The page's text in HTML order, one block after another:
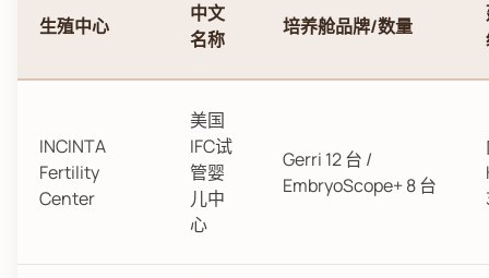
生殖中心
中文
名称
培养舱品牌/数量
INCINTA
Fertility
Center
美国
IFC试
管婴
儿中
心
Gerri 12 台 /
EmbryoScope+ 8 台